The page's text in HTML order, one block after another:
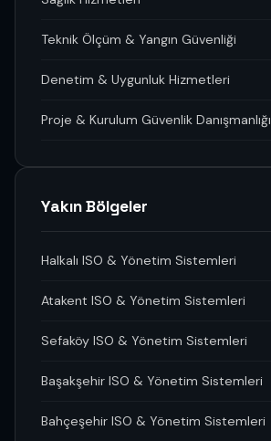
Teknik Ölçüm & Yangın Güvenliği
Denetim & Uygunluk Hizmetleri
Proje & Kurulum Güvenlik Danışmanlığı
Yakın Bölgeler
Halkalı ISO & Yönetim Sistemleri
Atakent ISO & Yönetim Sistemleri
Sefaköy ISO & Yönetim Sistemleri
Başakşehir ISO & Yönetim Sistemleri
Bahçeşehir ISO & Yönetim Sistemleri